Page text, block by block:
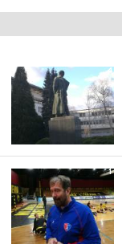
4
1